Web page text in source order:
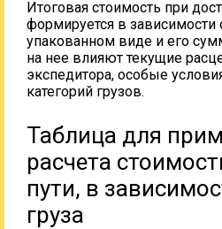
Итоговая стоимость при
формируется в зависимости
упакованном виде и его
на нее влияют текущие
экспедитора, особые
категорий грузов.
Таблица для
расчета
пути, в
груза